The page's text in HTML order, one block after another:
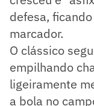
defesa,
marcador.
O clássico
empilhando
ligeiramente
a bola no